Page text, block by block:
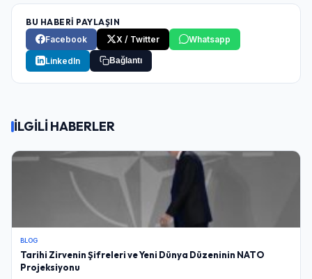
BU HABERİ PAYLAŞIN
Facebook
X / Twitter Whatsapp
LinkedIn Bağlantı
İLGİLİ HABERLER
BLOG
Tarihi Zirvenin Şifreleri ve Yeni Dünya Düzeninin NATO
Projeksiyonu